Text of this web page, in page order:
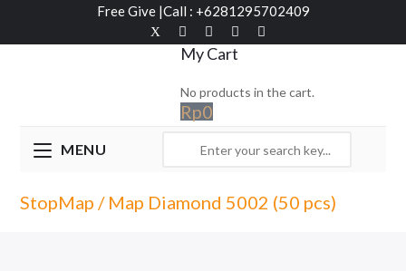
Free Give |Call : +6281295702409
My Cart
No products in the cart.
Rp0
MENU
StopMap / Map Diamond 5002 (50 pcs)